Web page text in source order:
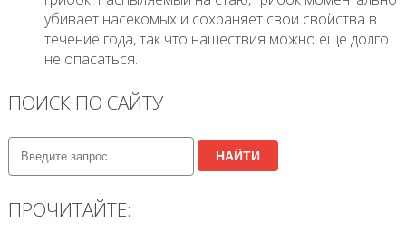
убивает насекомых и сохраняет свои свойства в
течение года, так что нашествия можно еще долго
не опасаться.
ПОИСК ПО САЙТУ
НАЙТИ
ПРОЧИТАЙТЕ: